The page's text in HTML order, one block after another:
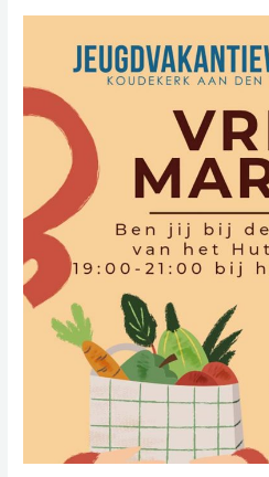
Venta
(Vrijmarkt)